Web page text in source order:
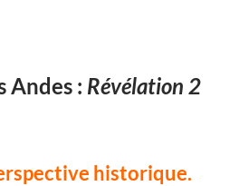
Andes : Révélation 2
historique.